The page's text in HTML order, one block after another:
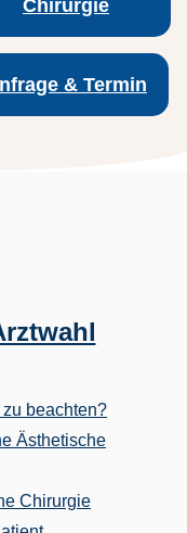
Chirurgie
& Termin
beachten?
Ästhetische
Chirurgie